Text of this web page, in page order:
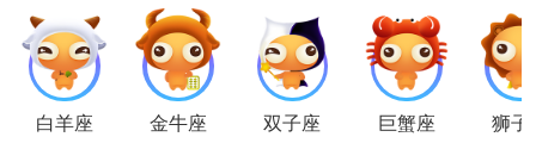
天秤座
天秤座
的人在感情中是很体贴会照顾人的，刚
白羊座 金牛座 双子座 巨蟹座 狮子